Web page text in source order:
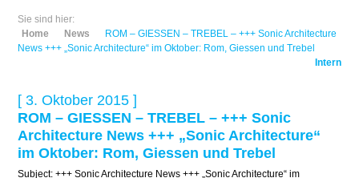
Sie sind hier:
Home
News
ROM – GIESSEN – TREBEL – +++ Sonic Architecture
News +++ „Sonic Architecture“ im Oktober: Rom, Giessen und Trebel
Intern
[ 3. Oktober 2015 ]
ROM – GIESSEN – TREBEL – +++ Sonic
Architecture News +++ „Sonic Architecture“
im Oktober: Rom, Giessen und Trebel
Subject: +++ Sonic Architecture News +++ „Sonic Architecture“ im